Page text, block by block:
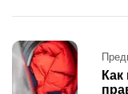
Post
navigation